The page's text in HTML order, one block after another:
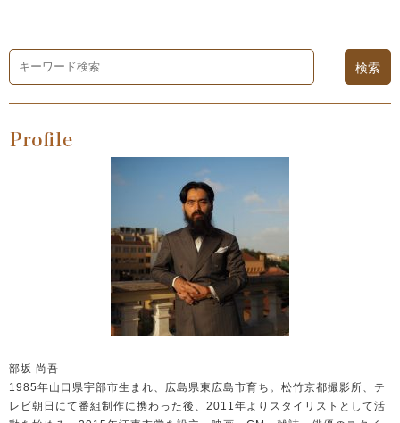
部坂 尚吾
1985年山口県宇部市生まれ、広島県東広島市育ち。松竹京都撮影所、テ
レビ朝日にて番組制作に携わった後、2011年よりスタイリストとして活